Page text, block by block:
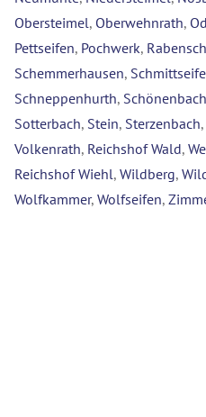
Obersteimel, Oberwehnrath,
Pettseifen, Pochwerk,
Schemmerhausen,
Schneppenhurth, Schönenbach
Sotterbach, Stein, Sterzenbach,
Volkenrath, Reichshof Wald,
Reichshof Wiehl, Wildberg,
Wolfkammer, Wolfseifen,